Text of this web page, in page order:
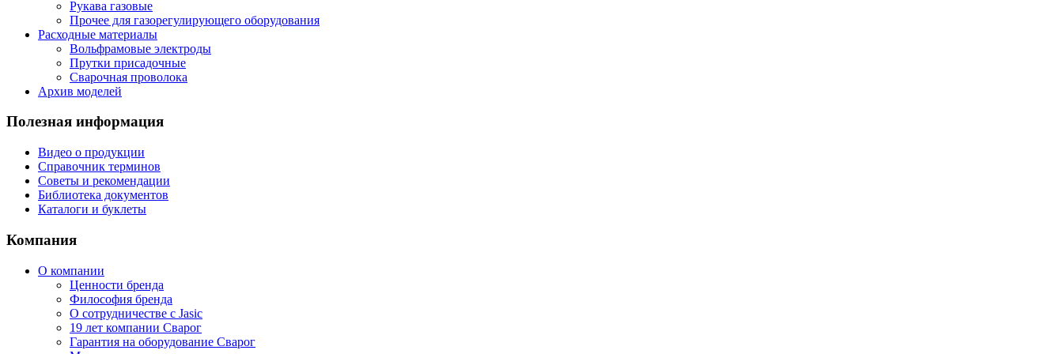
Рукава газовые
Прочее для газорегулирующего оборудования
Расходные материалы
Вольфрамовые электроды
Прутки присадочные
Сварочная проволока
Архив моделей
Полезная информация
Видео о продукции
Справочник терминов
Советы и рекомендации
Библиотека документов
Каталоги и буклеты
Компания
О компании
Ценности бренда
Философия бренда
О сотрудничестве с Jasic
19 лет компании Сварог
Гарантия на оборудование Сварог